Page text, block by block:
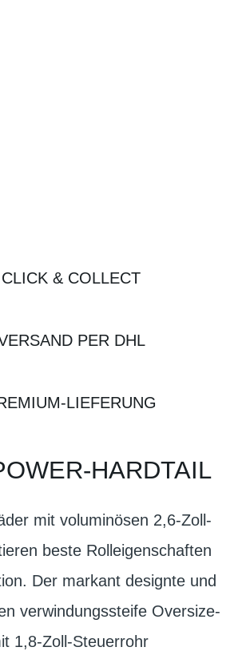
CLICK & COLLECT
PER DHL
LIEFERUNG
HARDTAIL
mit voluminösen 2,6-Zoll-
beste Rolleigenschaften
Der markant designte und
verwindungssteife Oversize-
1,8-Zoll-Steuerrohr